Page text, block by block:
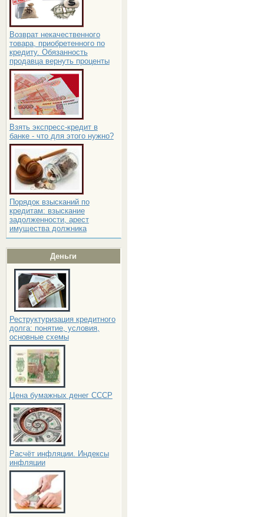
Возврат некачественного
товара, приобретенного по
кредиту. Обязанность
продавца вернуть проценты
Взять экспресс-кредит в
банке - что для этого нужно?
Порядок взысканий по
кредитам: взыскание
задолженности, арест
имущества должника
Деньги
Реструктуризация кредитного
долга: понятие, условия,
основные схемы
Цена бумажных денег СССР
Расчёт инфляции. Индексы
инфляции